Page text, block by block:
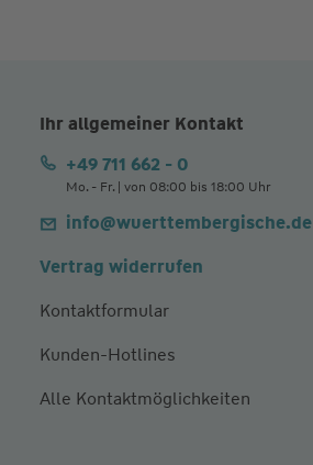
Ihr allgemeiner Kontakt
+49 711 662 - 0
Mo. - Fr. | von 08:00 bis 18:00 Uhr
info@wuerttembergische.de
Vertrag widerrufen
Kontaktformular
Kunden-Hotlines
Alle Kontaktmöglichkeiten